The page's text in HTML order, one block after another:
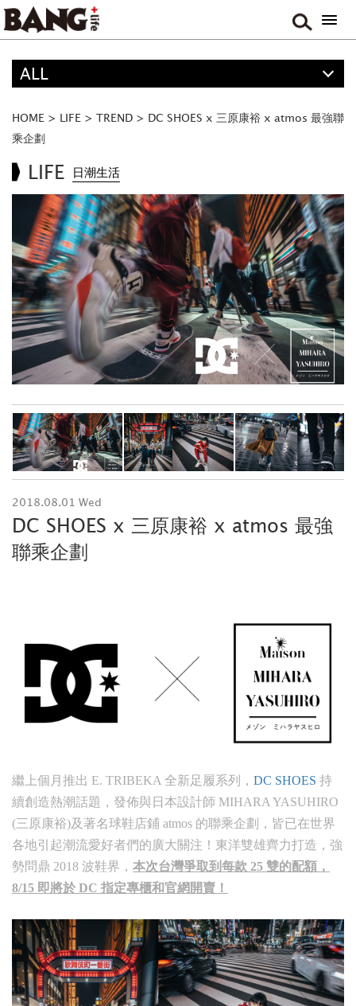
ALL
FOOD
MOVIE & DRAMA
TRAVEL
MUSIC
GAME
HOME > LIFE > TREND > DC SHOES x 三原康裕 x atmos 最強聯
乘企劃
LIFE 日潮生活
2018.08.01 Wed
DC SHOES x 三原康裕 x atmos 最強
聯乘企劃
繼上個月推出 E. TRIBEKA 全新足履系列， DC SHOES 持
續創造熱潮話題，發佈與日本設計師 MIHARA YASUHIRO
(三原康裕)及著名球鞋店鋪 atmos 的聯乘企劃，皆已在世界
各地引起潮流愛好者們的廣大關注！東洋雙雄齊力打造，強
勢問鼎 2018 波鞋界， 本次台灣爭取到每款 25 雙的配額，
8/15 即將於 DC 指定專櫃和官網開賣！